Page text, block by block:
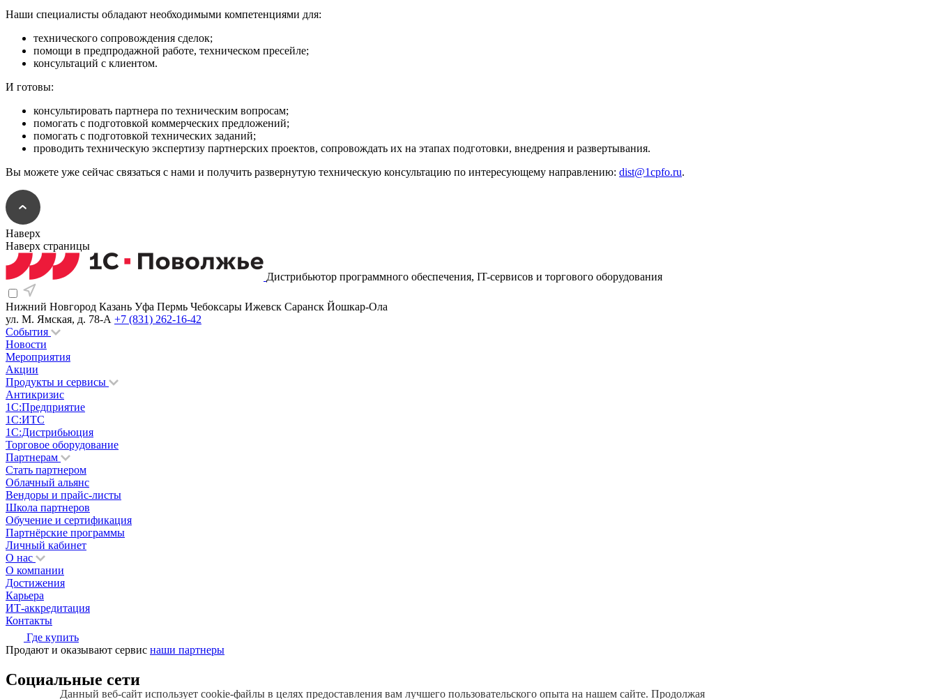
Наши специалисты обладают необходимыми компетенциями для:
технического сопровождения сделок;
помощи в предпродажной работе, техническом пресейле;
консультаций с клиентом.
И готовы:
консультировать партнера по техническим вопросам;
помогать с подготовкой коммерческих предложений;
помогать с подготовкой технических заданий;
проводить техническую экспертизу партнерских проектов, сопровождать их на этапах подготовки, внедрения и развертывания.
Вы можете уже сейчас связаться с нами и получить развернутую техническую консультацию по интересующему направлению: dist@1cpfo.ru.
Наверх
Наверх страницы
Дистрибьютор программного обеспечения, IT-сервисов и торгового оборудования
Нижний Новгород Казань Уфа Пермь Чебоксары Ижевск Саранск Йошкар-Ола
ул. М. Ямская, д. 78-А +7 (831) 262-16-42
События
Новости
Мероприятия
Акции
Продукты и сервисы
Антикризис
1С:Предприятие
1С:ИТС
1С:Дистрибьюция
Торговое оборудование
Партнерам
Стать партнером
Облачный альянс
Вендоры и прайс-листы
Школа партнеров
Обучение и сертификация
Партнёрские программы
Личный кабинет
О нас
О компании
Достижения
Карьера
ИТ-аккредитация
Контакты
Где купить
Продают и оказывают сервис наши партнеры
Социальные сети
Данный веб-сайт использует cookie-файлы в целях предоставления вам лучшего пользовательского опыта на нашем сайте. Продолжая